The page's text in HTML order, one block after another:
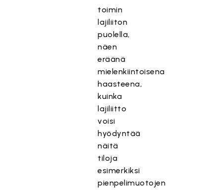
toimin
lajiliiton
puolella,
näen
eräänä
mielenkiintoisena
haasteena,
kuinka
lajiliitto
voisi
hyödyntää
näitä
tiloja
esimerkiksi
pienpelimuotojen